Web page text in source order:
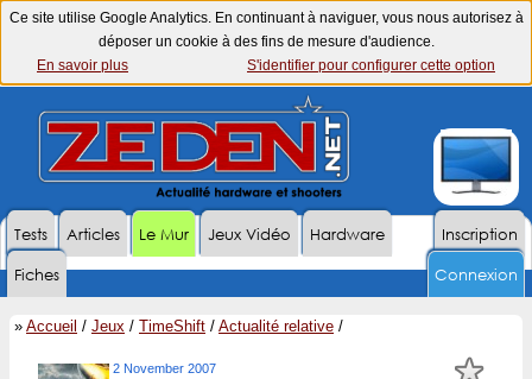
Ce site utilise Google Analytics. En continuant à naviguer, vous nous autorisez à
déposer un cookie à des fins de mesure d'audience.
En savoir plus
S'identifier pour configurer cette option
Inscription
Tests Articles Le Mur Jeux Vidéo
Hardware
Fiches
Connexion
» Accueil / Jeux / TimeShift / Actualité relative /
2 November 2007